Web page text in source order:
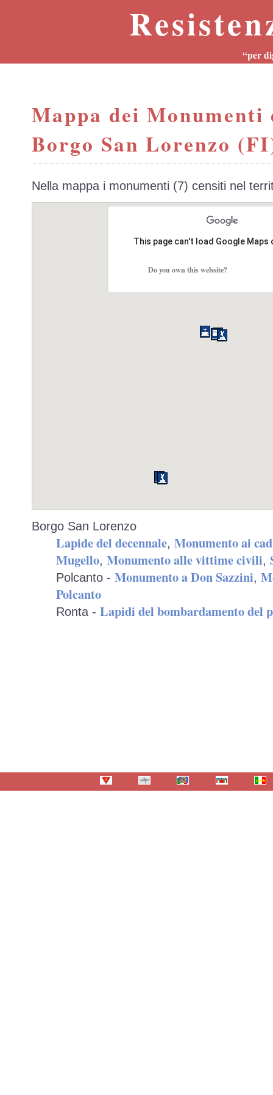
“per
Mappa dei Monumenti
Borgo San Lorenzo
Nella mappa i monumenti (7) censiti nel
This page can't load Google
Do you own this website?
Borgo San Lorenzo
Lapide del decennale, Monumento ai
Mugello, Monumento alle vittime civili,
Polcanto - Monumento a Don Sazzini,
Polcanto
Ronta - Lapidi del bombardamento del